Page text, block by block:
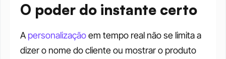
O poder do instante certo
A personalização em tempo real não se limita a
dizer o nome do cliente ou mostrar o produto